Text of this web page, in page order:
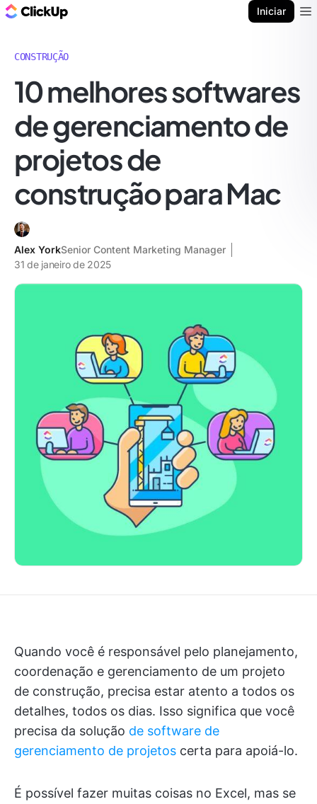
Iniciar
CONSTRUÇÃO
10 melhores softwares
de gerenciamento de
projetos de
construção para Mac
Alex YorkSenior Content Marketing Manager
31 de janeiro de 2025
Quando você é responsável pelo planejamento,
coordenação e gerenciamento de um projeto
de construção, precisa estar atento a todos os
detalhes, todos os dias. Isso significa que você
precisa da solução de software de
gerenciamento de projetos certa para apoiá-lo.
É possível fazer muitas coisas no Excel, mas se